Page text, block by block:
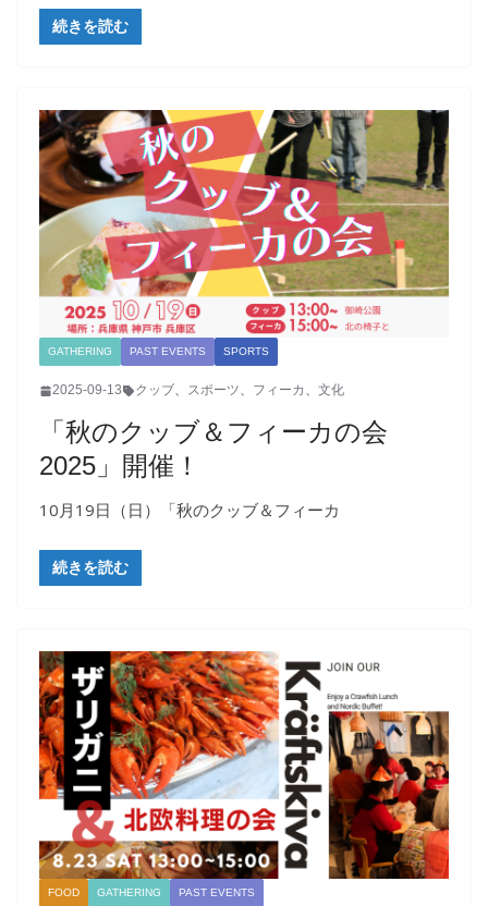
続きを読む
GATHERING PAST EVENTS SPORTS
2025-09-13 クッブ、 スポーツ、 フィーカ 、 文化
「秋のクッブ＆フィーカの会
2025」開催！
10月19日（日）「秋のクッブ＆フィーカ
続きを読む
FOOD GATHERING PAST EVENTS